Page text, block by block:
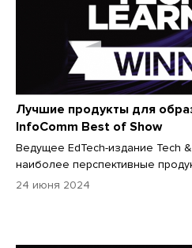
Лучшие продукты для
InfoComm Best of Show
Ведущее EdTech-издание Tech
наиболее перспективные
24 июня 2024